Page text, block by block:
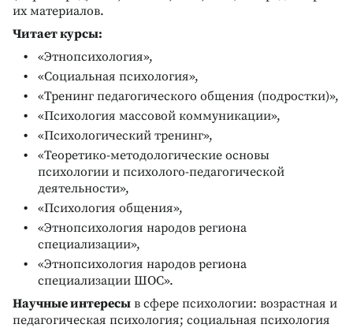
их материалов.
Читает курсы:
«Этнопсихология»,
«Социальная психология»,
«Тренинг педагогического общения (подростки)»,
«Психология массовой коммуникации»,
«Психологический тренинг»,
«Теоретико-методологические основы
психологии и психолого-педагогической
деятельности»,
«Психология общения»,
«Этнопсихология народов региона
специализации»,
«Этнопсихология народов региона
специализации ШОС».
Научные интересы в сфере психологии: возрастная и
педагогическая психология; социальная психология